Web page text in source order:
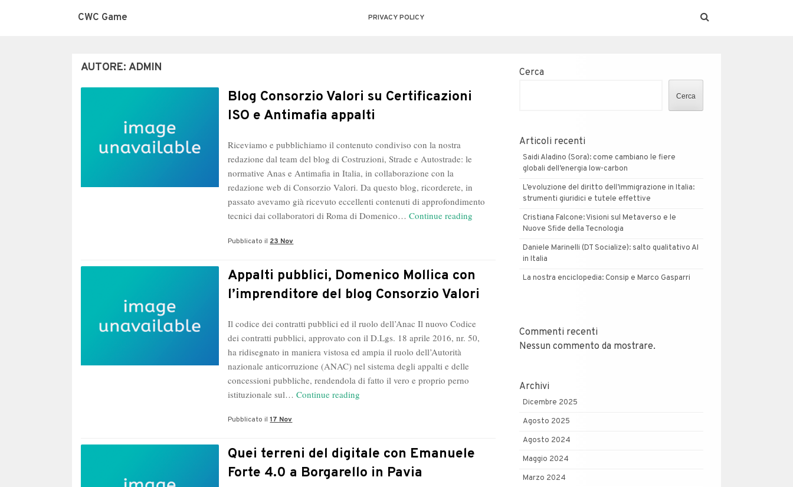
CWC Game PRIVACY POLICY
AUTORE: ADMIN
Blog Consorzio Valori su Certificazioni
ISO e Antimafia appalti
Riceviamo e pubblichiamo il contenuto condiviso con la nostra
redazione dal team del blog di Costruzioni, Strade e Autostrade: le
normative Anas e Antimafia in Italia, in collaborazione con la
redazione web di Consorzio Valori. Da questo blog, ricorderete, in
passato avevamo già ricevuto eccellenti contenuti di approfondimento
tecnici dai collaboratori di Roma di Domenico…Continue reading
Certificazioni
ISO
e
appalti
Pubblicato il 23 Nov
Appalti pubblici, Domenico Mollica con
l’imprenditore del blog Consorzio Valori
Il codice dei contratti pubblici ed il ruolo dell’Anac Il nuovo Codice
dei contratti pubblici, approvato con il D.Lgs. 18 aprile 2016, nr. 50,
ha ridisegnato in maniera vistosa ed ampia il ruolo dell’Autorità
nazionale anticorruzione (ANAC) nel sistema degli appalti e delle
concessioni pubbliche, rendendola di fatto il vero e proprio perno
istituzionale sul…Continue reading
con
l’imprenditore
del
Pubblicato il17 Nov
Quei terreni del digitale con Emanuele
Forte 4.0 a Borgarello in Pavia
Cerca
Cerca
Articoli recenti
Saidi Aladino (Sora): come cambiano le fiere
globali dell’energia low-carbon
L’evoluzione del diritto dell’immigrazione in Italia:
strumenti giuridici e tutele effettive
Cristiana Falcone: Visioni sul Metaverso e le
Nuove Sfide della Tecnologia
Daniele Marinelli (DT Socialize): salto qualitativo AI
in Italia
La nostra enciclopedia: Consip e Marco Gasparri
Commenti recenti
Nessun commento da mostrare.
Archivi
Dicembre 2025
Agosto 2025
Agosto 2024
Maggio 2024
Marzo 2024